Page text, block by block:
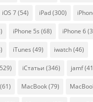
iOS 7(54) iPad(300)
iPhone 5s (68) iPhone 6
iTunes (49) iwatch(46)
iСтатьи (346) jamf
(61) MacBook(79)